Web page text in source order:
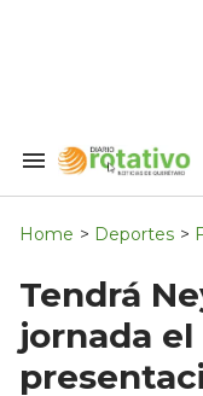
Search
Navigation
Home > Deportes >
Tendrá
jornada